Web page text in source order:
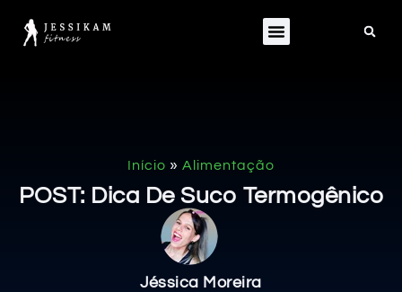
Início »Alimentação
POST: Dica De Suco Termogênico
Jéssica Moreira